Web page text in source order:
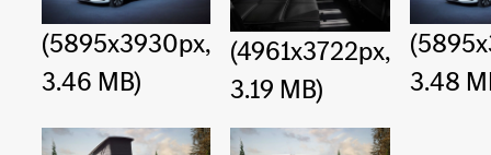
(5895x3930px,
3.46 MB)
(4961x3722px,
3.19 MB)
3.48